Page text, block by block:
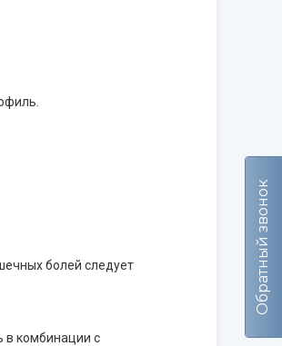
болей следует
в комбинации с
Обратный звонок